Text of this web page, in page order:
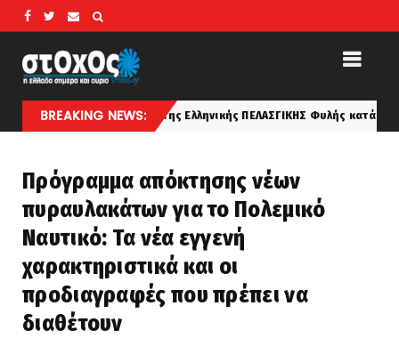
BREAKING NEWS:
της Ελληνικής ΠΕΛΑΣΓΙΚΗΣ Φυλής κατά τον Αριστοτέλη
Πρόγραμμα απόκτησης νέων
πυραυλακάτων για το Πολεμικό
Ναυτικό: Τα νέα εγγενή
χαρακτηριστικά και οι
προδιαγραφές που πρέπει να
διαθέτουν